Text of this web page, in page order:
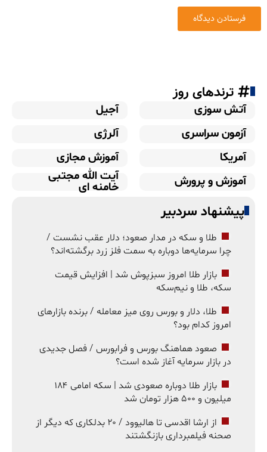
ترندهای روز
آتش سوزی
آجیل
آزمون سراسری
آلرژی
آمریکا
آموزش مجازی
آموزش و پرورش
آیت الله مجتبی
خامنه ای
پیشنهاد سردبیر
طلا و سکه در مدار صعود؛ دلار عقب نشست /
چرا سرمایه‌ها دوباره به سمت فلز زرد برگشته‌اند؟
بازار طلا امروز سبزپوش شد | افزایش قیمت
سکه، طلا و نیم‌سکه
طلا، دلار و بورس روی میز معامله / برنده بازارهای
امروز کدام بود؟
صعود هماهنگ بورس و فرابورس / فصل جدیدی
در بازار سرمایه آغاز شده است؟
بازار طلا دوباره صعودی شد | سکه امامی ۱۸۴
میلیون و ۵۰۰ هزار تومان شد
از ارشا اقدسی تا هالیوود / ۲۰ بدلکاری که دیگر از
صحنه فیلمبرداری بازنگشتند